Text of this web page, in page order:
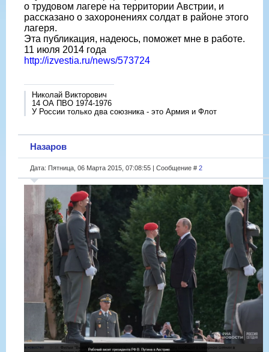
о трудовом лагере на территории Австрии, и
рассказано о захоронениях солдат в районе этого
лагеря.
Эта публикация, надеюсь, поможет мне в работе.
11 июля 2014 года
http://izvestia.ru/news/573724
Николай Викторович
14 ОА ПВО 1974-1976
У России только два союзника - это Армия и Флот
Назаров
Дата: Пятница, 06 Марта 2015, 07:08:55 | Сообщение # 2